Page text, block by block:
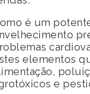
é um
elementos
e